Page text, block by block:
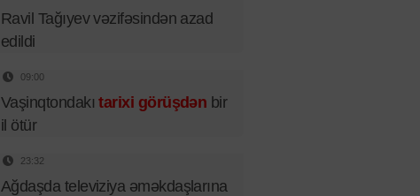
Ravil Tağıyev vəzifəsindən azad
edildi
09:00
Vaşinqtondakıtarixi görüşdən bir
il ötür
23:32
Ağdaşda televiziya əməkdaşlarına